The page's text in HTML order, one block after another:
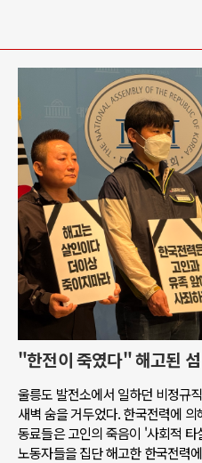
"한전이 죽였다" 해고된
울릉도 발전소에서 일하던 비정규
새벽 숨을 거두었다. 한국전력에
동료들은 고인의 죽음이 '사회적
노동자들을 집단 해고한 한국전력